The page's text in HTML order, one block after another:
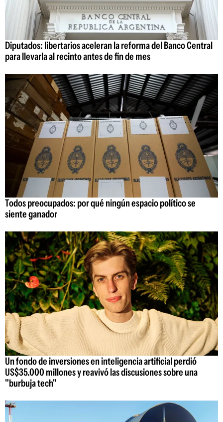
Diputados: libertarios aceleran la reforma del Banco Central
para llevarla al recinto antes de fin de mes
Todos preocupados: por qué ningún espacio político se
siente ganador
Un fondo de inversiones en inteligencia artificial perdió
US$35.000 millones y reavivó las discusiones sobre una
"burbuja tech"